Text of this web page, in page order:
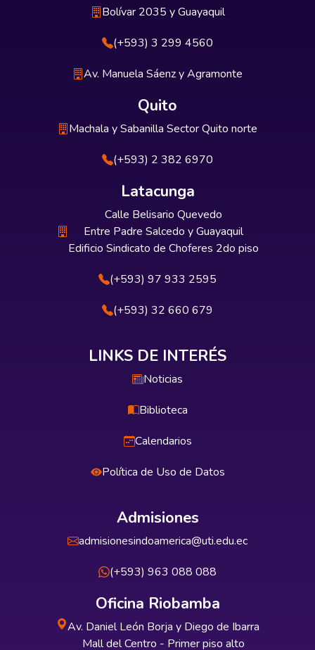
Bolívar 2035 y Guayaquil
(+593) 3 299 4560
Av. Manuela Sáenz y Agramonte
Quito
Machala y Sabanilla Sector Quito norte
(+593) 2 382 6970
Latacunga
Calle Belisario Quevedo
Entre Padre Salcedo y Guayaquil
Edificio Sindicato de Choferes 2do piso
(+593) 97 933 2595
(+593) 32 660 679
LINKS DE INTERÉS
Noticias
Biblioteca
Calendarios
Política de Uso de Datos
Admisiones
admisionesindoamerica@uti.edu.ec
(+593) 963 088 088
Oficina Riobamba
Av. Daniel León Borja y Diego de Ibarra
Mall del Centro - Primer piso alto